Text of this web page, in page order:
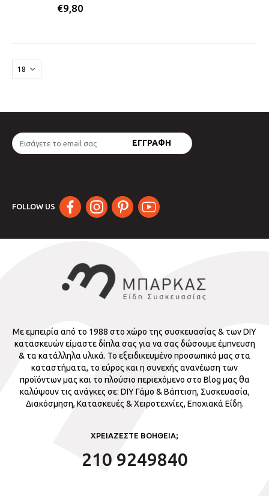
€9,80
FOLLOW US
Με εμπειρία από το 1988 στο χώρο της συσκευασίας & των DIY
κατασκευών είμαστε δίπλα σας για να σας δώσουμε έμπνευση
& τα κατάλληλα υλικά. Το εξειδικευμένο προσωπικό μας στα
καταστήματα, το εύρος και η συνεχής ανανέωση των
προϊόντων μας και το πλούσιο περιεχόμενο στο Blog μας θα
καλύψουν τις ανάγκες σε: DIY Γάμο & Βάπτιση, Συσκευασία,
Διακόσμηση, Κατασκευές & Χειροτεχνίες, Εποχιακά Είδη.
ΧΡΕΙΑΖΕΣΤΕ ΒΟΗΘΕΙΑ;
210 9249840